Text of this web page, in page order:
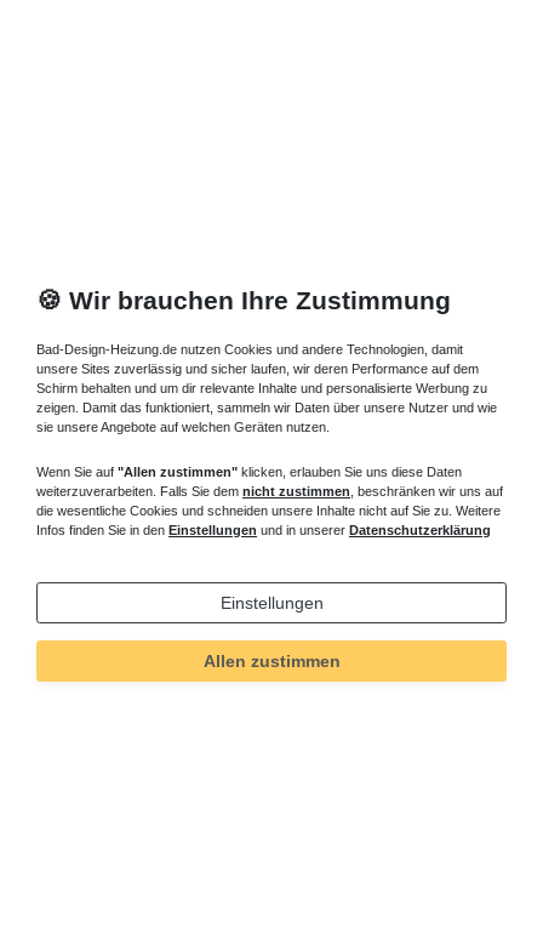
🍪 Wir brauchen Ihre Zustimmung
Bad-Design-Heizung.de nutzen Cookies und andere Technologien, damit
unsere Sites zuverlässig und sicher laufen, wir deren Performance auf dem
Schirm behalten und um dir relevante Inhalte und personalisierte Werbung zu
zeigen. Damit das funktioniert, sammeln wir Daten über unsere Nutzer und wie
sie unsere Angebote auf welchen Geräten nutzen.
Wenn Sie auf "Allen zustimmen" klicken, erlauben Sie uns diese Daten
weiterzuverarbeiten. Falls Sie dem nicht zustimmen , beschränken wir uns auf
die wesentliche Cookies und schneiden unsere Inhalte nicht auf Sie zu. Weitere
Infos finden Sie in den Einstellungen und in unserer Datenschutzerklärung
Einstellungen
Allen zustimmen